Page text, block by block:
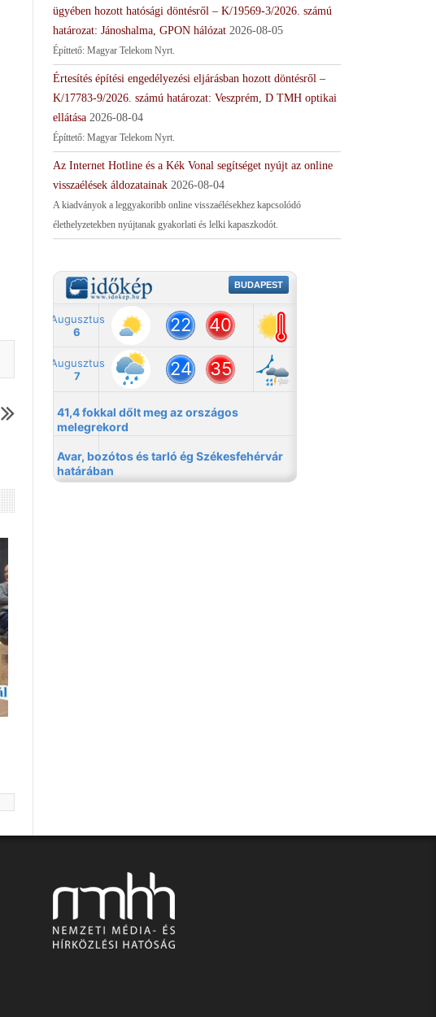
ügyében hozott hatósági döntésről – K/19569-3/2026. számú
határozat: Jánoshalma, GPON hálózat 2026-08-05
Építtető: Magyar Telekom Nyrt.
Értesítés építési engedélyezési eljárásban hozott döntésről –
K/17783-9/2026. számú határozat: Veszprém, D TMH optikai
ellátása 2026-08-04
Építtető: Magyar Telekom Nyrt.
Az Internet Hotline és a Kék Vonal segítséget nyújt az online
visszaélések áldozatainak 2026-08-04
A kiadványok a leggyakoribb online visszaélésekhez kapcsolódó
élethelyzetekben nyújtanak gyakorlati és lelki kapaszkodót.